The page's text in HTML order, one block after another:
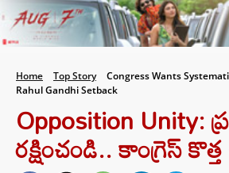
Home Top Story
Congress Wants
Rahul Gandhi Setback
Opposition Unity:
రక్షించండి.. కాంగ్రెస్